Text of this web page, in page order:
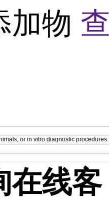
加物 查
or in vitro diagnostic procedures.
在线客